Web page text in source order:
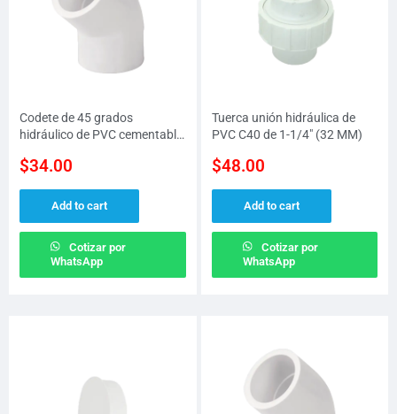
Codete de 45 grados
hidráulico de PVC cementable
$34.00
Add to cart
Cotizar por
WhatsApp
Tuerca unión hidráulica de
PVC C40 de 1-1/4″ (32 MM)
$48.00
Add to cart
Cotizar por
WhatsApp